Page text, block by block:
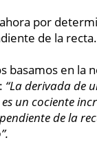
por
de la recta.
basamos en la
“La derivada de
un cociente
de la